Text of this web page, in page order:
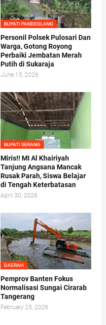
BUPATI PANDEGLANG
Personil Polsek Pulosari Dan
Warga, Gotong Royong
Perbaiki Jembatan Merah
Putih di Sukaraja
June 15, 2026
BUPATI SERANG
Miris!! MI Al Khairiyah
Tanjung Angsana Mancak
Rusak Parah, Siswa Belajar
di Tengah Keterbatasan
April 30, 2026
DAERAH
Pemprov Banten Fokus
Normalisasi Sungai Cirarab
Tangerang
February 25, 2026